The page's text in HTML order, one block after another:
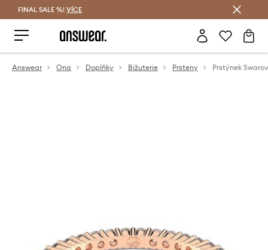
FINAL SALE %! VÍCE
Answear Ona Doplňky Bižuterie Prsteny Prstýnek